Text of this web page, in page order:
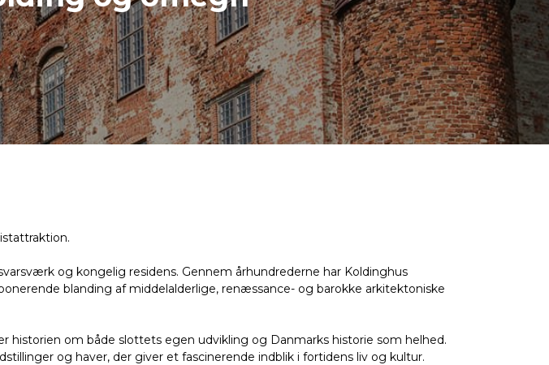
og kongelig residens. Gennem århundrederne har Koldinghus
blanding af middelalderlige, renæssance- og barokke arkitektoniske
om både slottets egen udvikling og Danmarks historie som helhed.
og haver, der giver et fascinerende indblik i fortidens liv og kultur.